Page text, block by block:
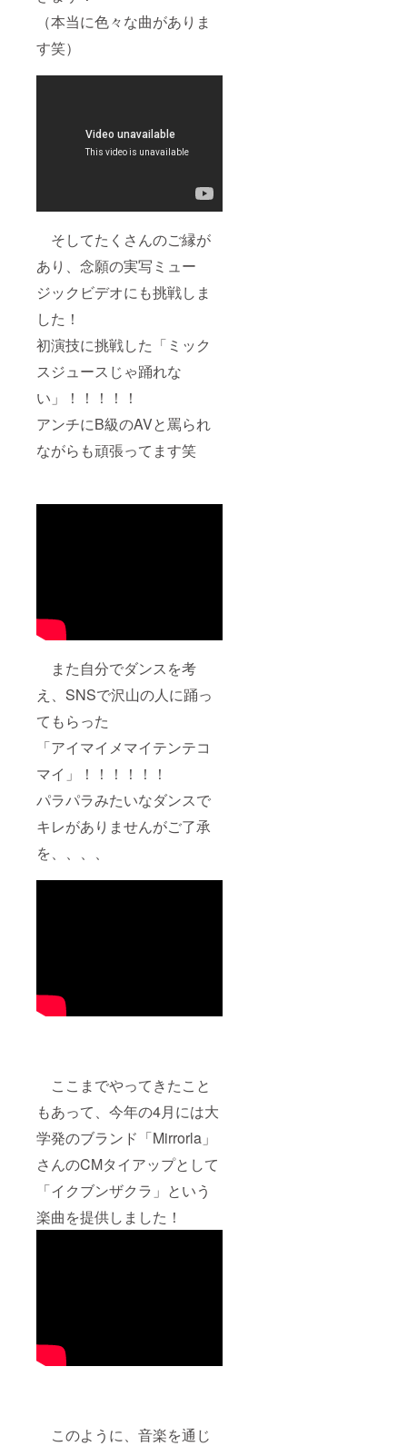
（本当に色々な曲がありま
す笑）
そしてたくさんのご縁が
あり、念願の実写ミュー
ジックビデオにも挑戦しま
した！
初演技に挑戦した「ミック
スジュースじゃ踊れな
い」！！！！！
アンチにB級のAVと罵られ
ながらも頑張ってます笑
また自分でダンスを考
え、SNSで沢山の人に踊っ
てもらった
「アイマイメマイテンテコ
マイ」！！！！！！
パラパラみたいなダンスで
キレがありませんがご了承
を、、、、
ここまでやってきたこと
もあって、今年の4月には大
学発のブランド「Mirrorla」
さんのCMタイアップとして
「イクブンザクラ」という
楽曲を提供しました！
このように、音楽を通じ